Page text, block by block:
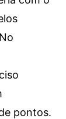
pontos.